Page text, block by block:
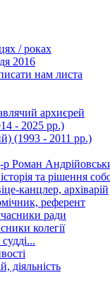
/ роках
2016
нам листа
архиєрей
- 2025 рр.)
(1993 - 2011 рр.)
р Роман
історія та рішення
канцлер, архіварій
референт
ради
колегії
діяльність